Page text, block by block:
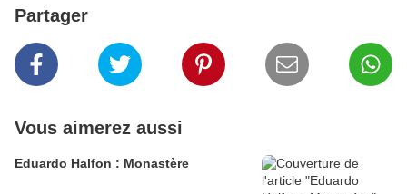
Partager
Vous aimerez aussi
Eduardo Halfon : Monastère